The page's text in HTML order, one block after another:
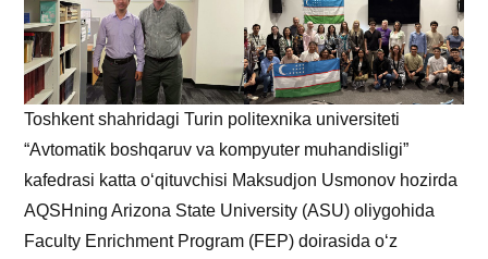
Toshkent shahridagi Turin politexnika universiteti
“Avtomatik boshqaruv va kompyuter muhandisligi”
kafedrasi katta o‘qituvchisi Maksudjon Usmonov hozirda
AQSHning Arizona State University (ASU) oliygohida
Faculty Enrichment Program (FEP) doirasida o‘z